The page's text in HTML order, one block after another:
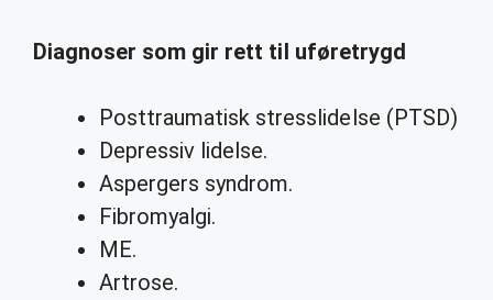
Diagnoser som gir rett til uføretrygd
Posttraumatisk stresslidelse (PTSD)
Depressiv lidelse.
Aspergers syndrom.
Fibromyalgi.
ME.
Artrose.